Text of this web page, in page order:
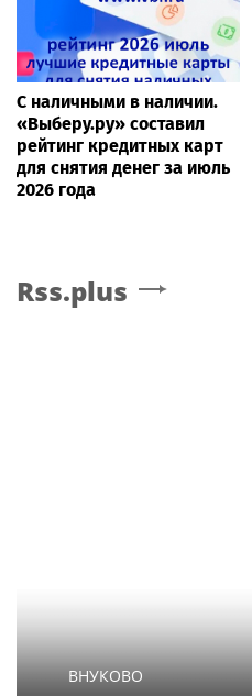
С наличными в наличии.
«Выберу.ру» составил
рейтинг кредитных карт
для снятия денег за июль
2026 года
Rss.plus
ВНУКОВО